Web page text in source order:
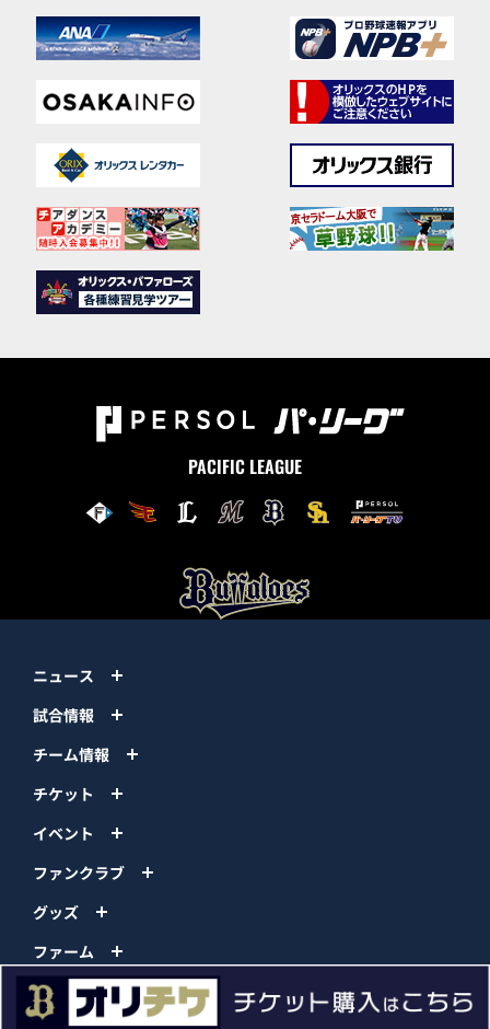
PACIFIC LEAGUE
ニュース
試合情報
チーム情報
チケット
イベント
ファンクラブ
グッズ
ファーム
エンタメ